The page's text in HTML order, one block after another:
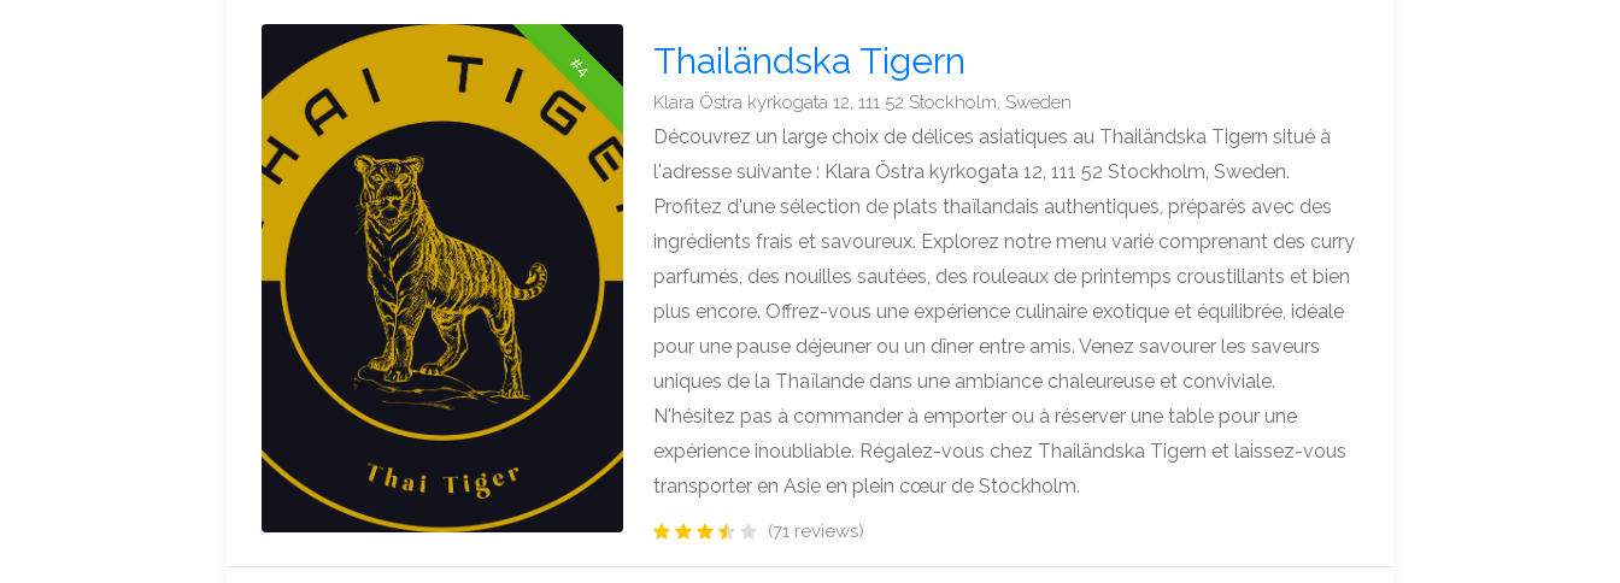
#4 Thailändska Tigern
Klara Östra kyrkogata 12, 111 52 Stockholm, Sweden
Découvrez un large choix de délices asiatiques au Thailändska Tigern situé à
l'adresse suivante : Klara Östra kyrkogata 12, 111 52 Stockholm, Sweden.
Profitez d'une sélection de plats thaïlandais authentiques, préparés avec des
ingrédients frais et savoureux. Explorez notre menu varié comprenant des curry
parfumés, des nouilles sautées, des rouleaux de printemps croustillants et bien
plus encore. Offrez-vous une expérience culinaire exotique et équilibrée, idéale
pour une pause déjeuner ou un dîner entre amis. Venez savourer les saveurs
uniques de la Thaïlande dans une ambiance chaleureuse et conviviale.
N'hésitez pas à commander à emporter ou à réserver une table pour une
expérience inoubliable. Régalez-vous chez Thailändska Tigern et laissez-vous
transporter en Asie en plein cœur de Stockholm.
(71 reviews)